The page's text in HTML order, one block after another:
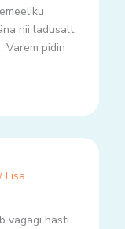
nii ladusalt
Varem pidin
/ Lisa
vägagi hästi.